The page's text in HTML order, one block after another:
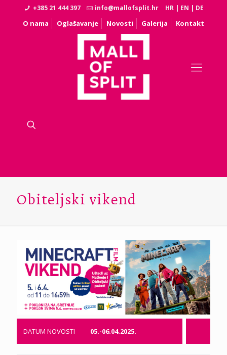
+385 21 444 397 info@mallofsplit.hr HR | EN | DE
O nama Oglašavanje Novosti Galerija Kontakt
Obiteljski vikend
DATUM NOVOSTI 05.-06.04.2025.